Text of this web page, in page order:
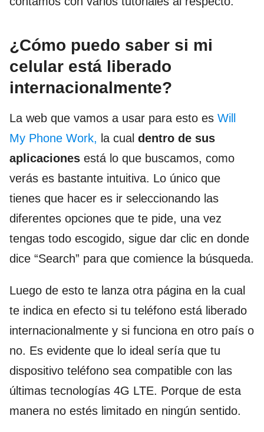
¿Cómo puedo saber si mi
celular está liberado
internacionalmente?
La web que vamos a usar para esto es Will
My Phone Work, la cual dentro de sus
aplicaciones está lo que buscamos, como
verás es bastante intuitiva. Lo único que
tienes que hacer es ir seleccionando las
diferentes opciones que te pide, una vez
tengas todo escogido, sigue dar clic en donde
dice “Search” para que comience la búsqueda.
Luego de esto te lanza otra página en la cual
te indica en efecto si tu teléfono está liberado
internacionalmente y si funciona en otro país o
no. Es evidente que lo ideal sería que tu
dispositivo teléfono sea compatible con las
últimas tecnologías 4G LTE. Porque de esta
manera no estés limitado en ningún sentido.